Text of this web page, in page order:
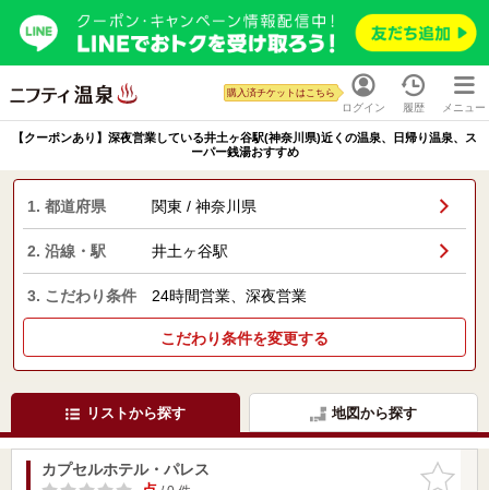
ログイン
購入済チケットはこちら
履歴 メニュー
【クーポンあり】深夜営業している井土ヶ谷駅(神奈川県)近くの温泉、日帰り温泉、ス
ーパー銭湯おすすめ
1. 都道府県 関東 / 神奈川県
2. 沿線・駅 井土ヶ谷駅
3. こだわり条件 24時間営業、深夜営業
こだわり条件を変更する
リストから探す 地図から探す
お気に入
りに追加
カプセルホテル・パレス